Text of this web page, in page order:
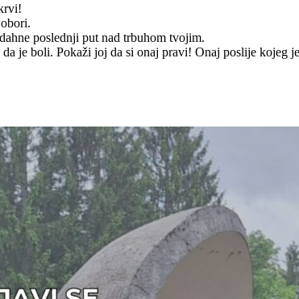
poslednji put nad trbuhom tvojim.
je boli. Pokaži joj da si onaj pravi! Onaj poslije